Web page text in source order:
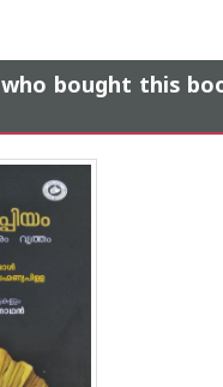
bought this